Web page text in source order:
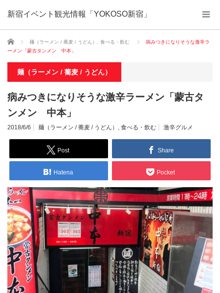
新宿イベント観光情報「YOKOSO新宿」
ホーム 麺（ラーメン / 蕎麦 / うどん） 食べる・飲む
病みつきになりそうな激辛ラ
ーメン「蒙古タンメン 中本」
麺（ラーメン / 蕎麦 / うどん）
病みつきになりそうな激辛ラーメン「蒙古タ
ンメン 中本」
2018/6/6 麺（ラーメン / 蕎麦 / うどん） , 食べる・飲む 激辛グルメ
Post Share
Hatena Pocket